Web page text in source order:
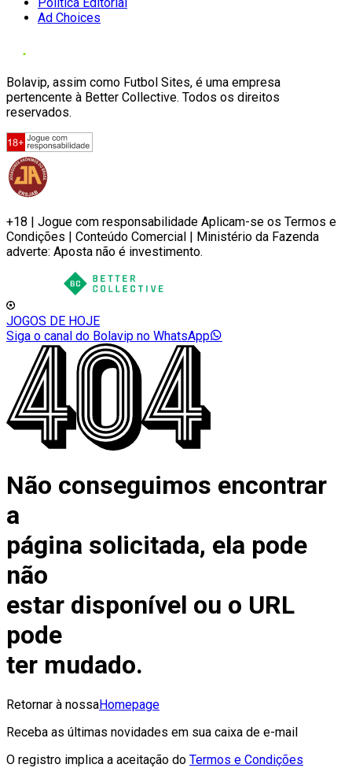
Ad Choices
Bolavip, assim como Futbol Sites, é uma empresa
pertencente à Better Collective. Todos os direitos
reservados.
+18 | Jogue com responsabilidade Aplicam-se os Termos e
Condições | Conteúdo Comercial | Ministério da Fazenda
adverte: Aposta não é investimento.
JOGOS DE HOJE
Siga o canal do Bolavip no WhatsApp
Não conseguimos encontrar
a
página solicitada, ela pode
não
estar disponível ou o URL
pode
ter mudado.
Retornar à nossaHomepage
Receba as últimas novidades em sua caixa de e-mail
O registro implica a aceitação do Termos e Condições